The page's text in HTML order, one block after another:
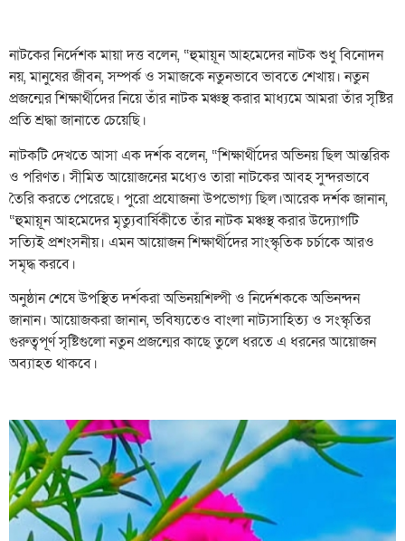
নাটকের নির্দেশক মায়া দত্ত বলেন, “হুমায়ূন আহমেদের নাটক শুধু বিনোদন
নয়, মানুষের জীবন, সম্পর্ক ও সমাজকে নতুনভাবে ভাবতে শেখায়। নতুন
প্রজন্মের শিক্ষার্থীদের নিয়ে তাঁর নাটক মঞ্চস্থ করার মাধ্যমে আমরা তাঁর সৃষ্টির
প্রতি শ্রদ্ধা জানাতে চেয়েছি।
নাটকটি দেখতে আসা এক দর্শক বলেন, “শিক্ষার্থীদের অভিনয় ছিল আন্তরিক
ও পরিণত। সীমিত আয়োজনের মধ্যেও তারা নাটকের আবহ সুন্দরভাবে
তৈরি করতে পেরেছে। পুরো প্রযোজনা উপভোগ্য ছিল।আরেক দর্শক জানান,
“হুমায়ূন আহমেদের মৃত্যুবার্ষিকীতে তাঁর নাটক মঞ্চস্থ করার উদ্যোগটি
সত্যিই প্রশংসনীয়। এমন আয়োজন শিক্ষার্থীদের সাংস্কৃতিক চর্চাকে আরও
সমৃদ্ধ করবে।
অনুষ্ঠান শেষে উপস্থিত দর্শকরা অভিনয়শিল্পী ও নির্দেশককে অভিনন্দন
জানান। আয়োজকরা জানান, ভবিষ্যতেও বাংলা নাট্যসাহিত্য ও সংস্কৃতির
গুরুত্বপূর্ণ সৃষ্টিগুলো নতুন প্রজন্মের কাছে তুলে ধরতে এ ধরনের আয়োজন
অব্যাহত থাকবে।